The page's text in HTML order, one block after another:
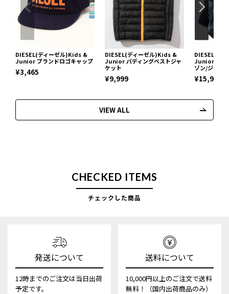
DIESEL(ディーゼル)Kids &
Junior ブランドロゴキャップ
¥3,465
DIESEL(ディーゼル)Kids &
Junior パディングベストジャ
ケット
¥9,999
DIESEL(デ
Junior フー
ゾン/ジャケ
¥15,972
VIEW ALL
CHECKED ITEMS
チェックした商品
発送について
12時までのご注文は当日出荷
予定です。
送料について
10,000円以上のご注文で送料
無料！（国内出荷商品のみ）